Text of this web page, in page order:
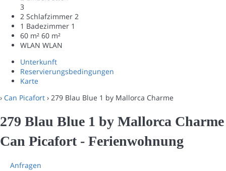
3
2 Schlafzimmer 2
1 Badezimmer 1
60 m² 60 m²
WLAN WLAN
Unterkunft
Reservierungsbedingungen
Karte
› Can Picafort › 279 Blau Blue 1 by Mallorca Charme
279 Blau Blue 1 by Mallorca Charme
Can Picafort - Ferienwohnung
Anfragen